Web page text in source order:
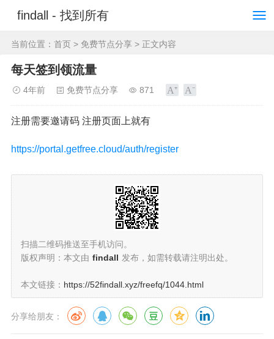
findall - 找到所有
当前位置： 首页 > 免费节点分享 > 正文内容
每天签到领流量
4年前 免费节点分享 871
注册需要邀请码 注册页面上就有
https://portal.getfree.cloud/auth/register
扫描二维码推送至手机访问。
版权声明：本文由 findall 发布，如需转载请注明出处。
本文链接： https://52findall.xyz/freefq/1044.html
分享给朋友：